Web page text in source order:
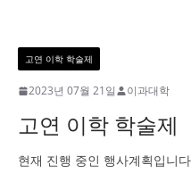
고연 이학 학술제
2023년 07월 21일 이과대학
고연 이학 학술제
현재 진행 중인 행사계획입니